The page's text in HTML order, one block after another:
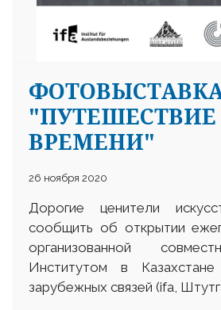
"ПУТЕШЕСТВИЕ
ВРЕМЕНИ"
26 ноября 2020
Дорогие ценители
сообщить об открытии
организованной
Институтом в
зарубежных связей (ifa,